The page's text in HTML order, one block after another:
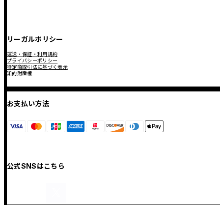
リーガルポリシー
運送・保証・利用規約
プライバシーポリシー
特定商取引法に基づく表示
知的財産権
お支払い方法
公式SNSはこちら